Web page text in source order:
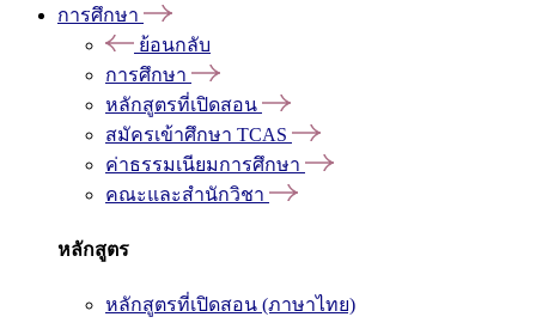
การศึกษา
ย้อนกลับ
การศึกษา
หลักสูตรที่เปิดสอน
สมัครเข้าศึกษา TCAS
ค่าธรรมเนียมการศึกษา
คณะและสำนักวิชา
หลักสูตร
หลักสูตรที่เปิดสอน (ภาษาไทย)